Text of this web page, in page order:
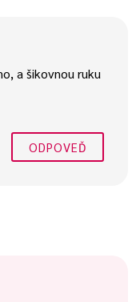
a šikovnou ruku
ODPOVEĎ